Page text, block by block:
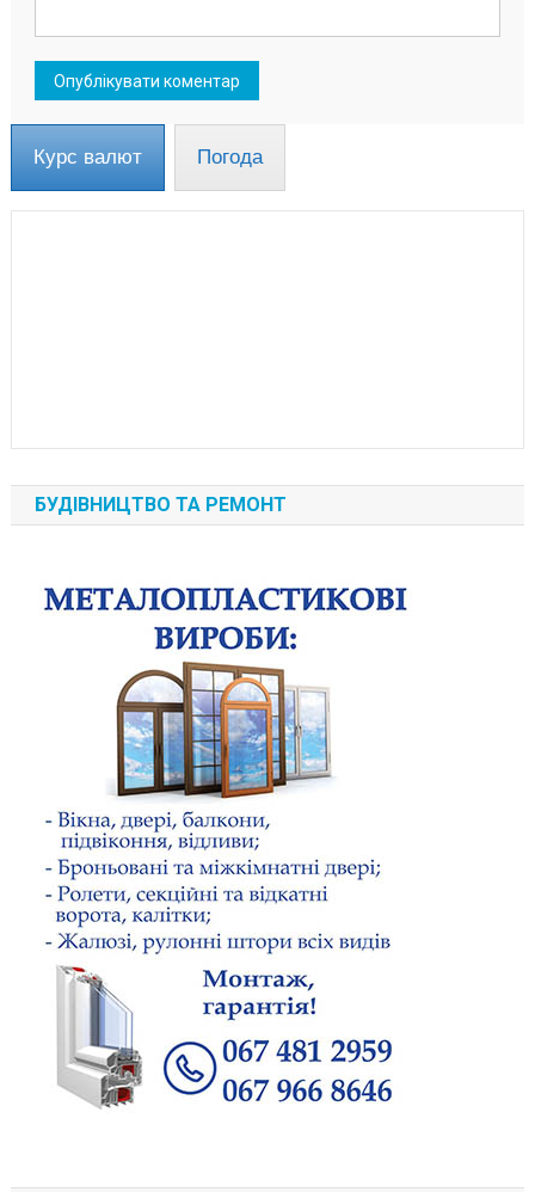
Курс валют Погода
БУДІВНИЦТВО ТА РЕМОНТ